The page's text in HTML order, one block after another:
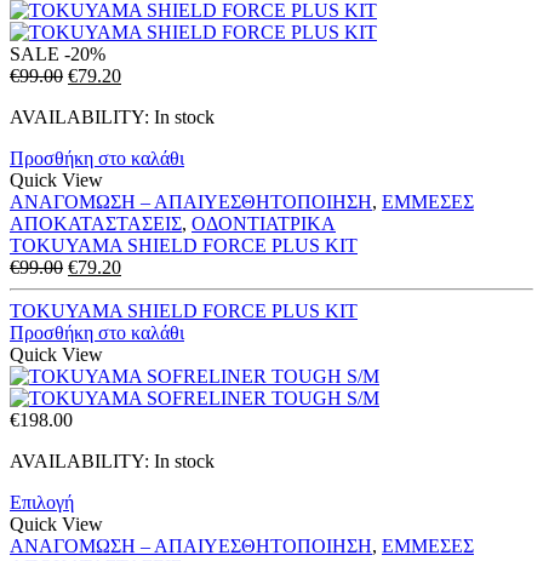
SALE -20%
€99.00 Original
was:
€79.20Η
τιμή
€79.20.
AVAILABILITY: In stock
Προσθήκη στο καλάθι
Quick View
ΑΝΑΓΟΜΩΣΗ – ΑΠΑΙΥΕΣΘΗΤΟΠΟΙΗΣΗ, ΕΜΜΕΣΕΣ
ΑΠΟΚΑΤΑΣΤΑΣΕΙΣ, ΟΔΟΝΤΙΑΤΡΙΚΑ
TOKUYAMA SHIELD FORCE PLUS KIT
€99.00 Original
price
was:
€99.00.
€79.20Η
τρέχουσα
τιμή
είναι:
TOKUYAMA SHIELD FORCE PLUS KIT
Προσθήκη στο καλάθι
Quick View
€198.00
AVAILABILITY: In stock
Επιλογή
Quick View
ΑΝΑΓΟΜΩΣΗ – ΑΠΑΙΥΕΣΘΗΤΟΠΟΙΗΣΗ, ΕΜΜΕΣΕΣ